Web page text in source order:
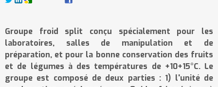
Groupe froid split conçu spécialement pour les
laboratoires, salles de manipulation et de
préparation, et pour la bonne conservation des fruits
et de légumes à des températures de +10+15°C. Le
groupe est composé de deux parties : 1) l'unité de